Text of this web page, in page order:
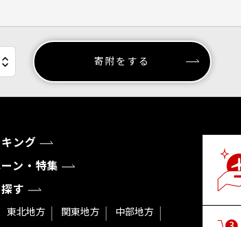
寄附をする
ング
ン・特集
す
東北地方 関東地方
中部地方